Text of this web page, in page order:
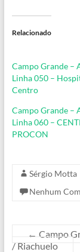
Relacionado
Campo Grande –
Linha 050 –
Centro
Campo Grande –
Linha 060 –
PROCON
Sérgio Motta
Nenhum
← Campo
/ Riachuelo